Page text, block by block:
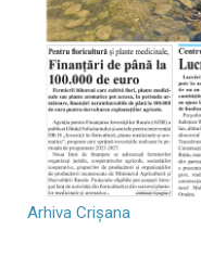
Arhiva Crișana